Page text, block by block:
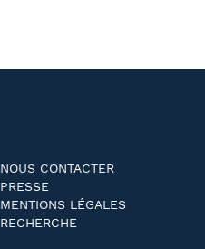
NOUS CONTACTER
PRESSE
MENTIONS LÉGALES
RECHERCHE